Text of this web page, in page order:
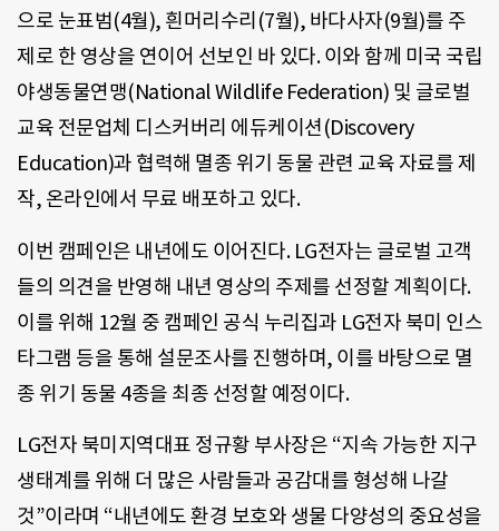
으로 눈표범(4월), 흰머리수리(7월), 바다사자(9월)를 주
제로 한 영상을 연이어 선보인 바 있다. 이와 함께 미국 국립
야생동물연맹(National Wildlife Federation) 및 글로벌
교육 전문업체 디스커버리 에듀케이션(Discovery
Education)과 협력해 멸종 위기 동물 관련 교육 자료를 제
작, 온라인에서 무료 배포하고 있다.
이번 캠페인은 내년에도 이어진다. LG전자는 글로벌 고객
들의 의견을 반영해 내년 영상의 주제를 선정할 계획이다.
이를 위해 12월 중 캠페인 공식 누리집과 LG전자 북미 인스
타그램 등을 통해 설문조사를 진행하며, 이를 바탕으로 멸
종 위기 동물 4종을 최종 선정할 예정이다.
LG전자 북미지역대표 정규황 부사장은 “지속 가능한 지구
생태계를 위해 더 많은 사람들과 공감대를 형성해 나갈
것”이라며 “내년에도 환경 보호와 생물 다양성의 중요성을